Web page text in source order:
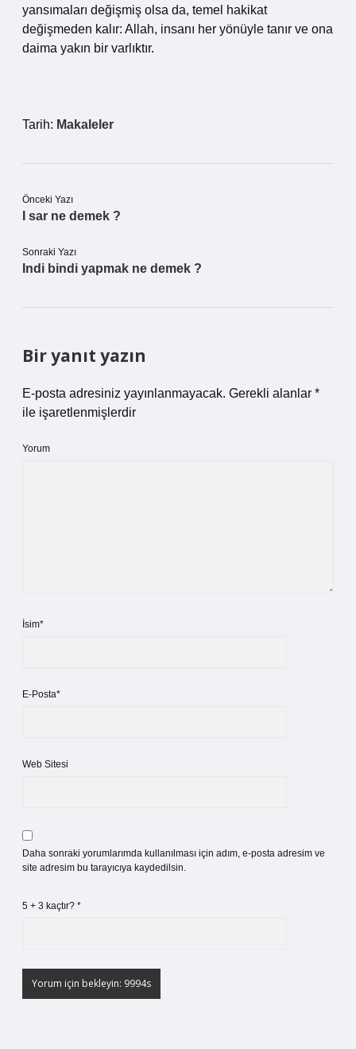
yansımaları değişmiş olsa da, temel hakikat
değişmeden kalır: Allah, insanı her yönüyle tanır ve ona
daima yakın bir varlıktır.
Tarih: Makaleler
Önceki Yazı
I sar ne demek ?
Sonraki Yazı
Indi bindi yapmak ne demek ?
Bir yanıt yazın
E-posta adresiniz yayınlanmayacak. Gerekli alanlar *
ile işaretlenmişlerdir
Yorum
İsim*
E-Posta*
Web Sitesi
Daha sonraki yorumlarımda kullanılması için adım, e-posta adresim ve
site adresim bu tarayıcıya kaydedilsin.
5 + 3 kaçtır? *